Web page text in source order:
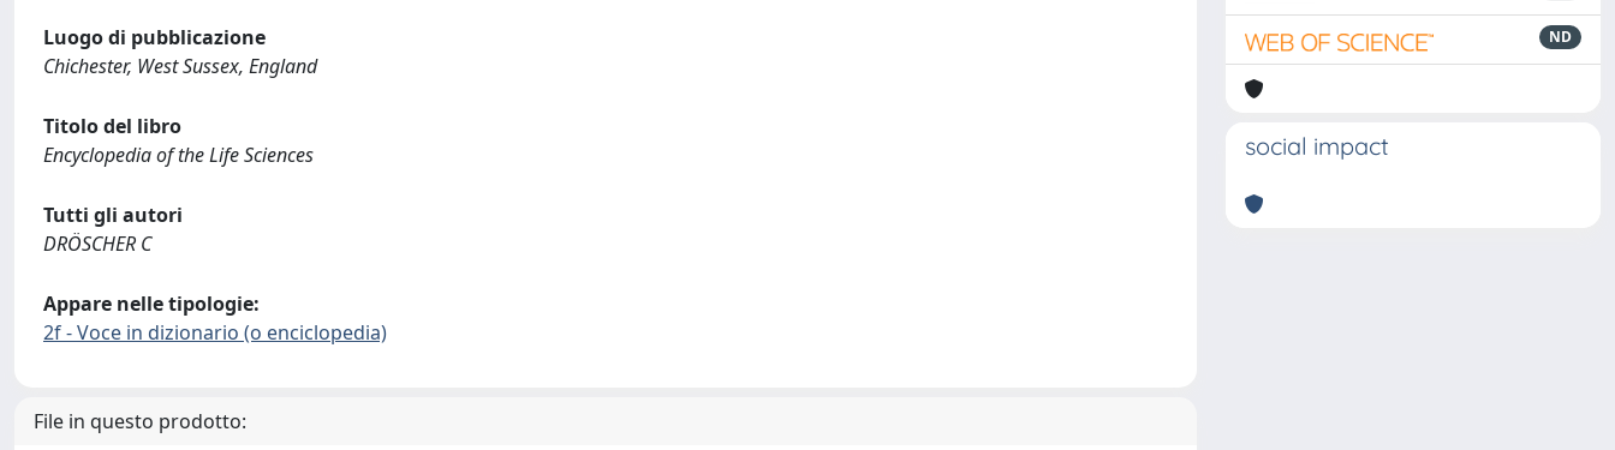
Luogo di pubblicazione
Chichester, West Sussex, England
Titolo del libro
Encyclopedia of the Life Sciences
Tutti gli autori
DRÖSCHER C
Appare nelle tipologie:
2f - Voce in dizionario (o enciclopedia)
File in questo prodotto:
ND
social impact